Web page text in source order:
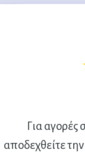
Για αγορές
αποδεχθείτε